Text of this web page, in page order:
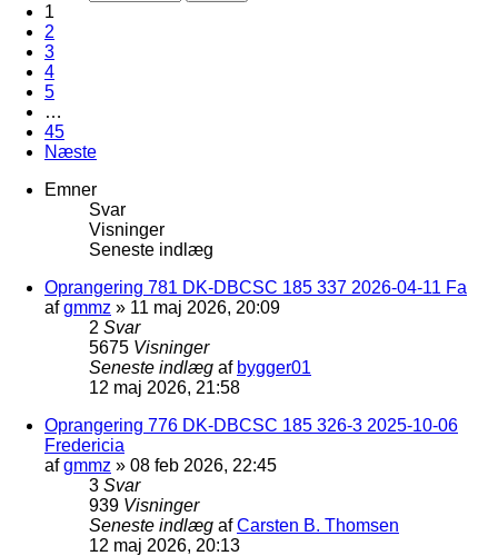
1
2
3
4
5
…
45
Næste
Emner
Svar
Visninger
Seneste indlæg
Oprangering 781 DK-DBCSC 185 337 2026-04-11 Fa
afgmmz » 11 maj 2026, 20:09
2 Svar
5675 Visninger
Seneste indlæg af bygger01
12 maj 2026, 21:58
Oprangering 776 DK-DBCSC 185 326-3 2025-10-06
Fredericia
afgmmz » 08 feb 2026, 22:45
3 Svar
939 Visninger
Seneste indlæg afCarsten B. Thomsen
12 maj 2026, 20:13